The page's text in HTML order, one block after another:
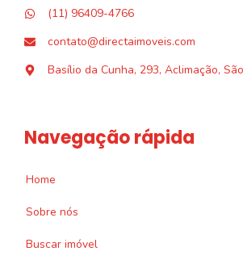
(11) 96409-4766
contato@directaimoveis.com
Basílio da Cunha, 293, Aclimação,
Navegação rápida
Home
Sobre nós
Buscar imóvel